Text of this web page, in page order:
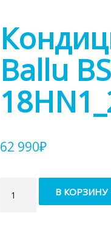
Ballu
62 990₽
товара
Кондиционер
В КОРЗИНУ